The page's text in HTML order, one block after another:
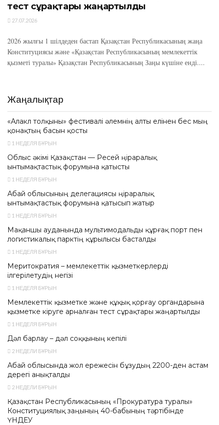
тест сұрақтары жаңартылды
27.07.2026
2026 жылғы 1 шілдеден бастап Қазақстан Республикасының жаңа
Конституциясы және «Қазақстан Республикасының мемлекеттік
қызметі туралы» Қазақстан Республикасының Заңы күшіне енді....
Жаңалықтар
«Алакөл толқыны» фестивалі әлемнің алты елінен бес мың
қонақтың басын қосты
1 НЕДЕЛЯ БҰРЫН
Облыс әкімі Қазақстан — Ресей өңіраралық
ынтымақтастық форумына қатысты
1 НЕДЕЛЯ БҰРЫН
Абай облысының делегациясы өңіраралық
ынтымақтастық форумына қатысып жатыр
1 НЕДЕЛЯ БҰРЫН
Мақаншы ауданында мультимодальды құрғақ порт пен
логистикалық парктің құрылысы басталды
1 НЕДЕЛЯ БҰРЫН
Меритократия – мемлекеттік қызметкерлерді
ілгерілетудің негізі
1 НЕДЕЛЯ БҰРЫН
Мемлекеттік қызметке және құқық қорғау органдарына
қызметке кіруге арналған тест сұрақтары жаңартылды
1 НЕДЕЛЯ БҰРЫН
Дәл барлау – дәл соққының кепілі
2 НЕДЕЛИ БҰРЫН
Абай облысында жол ережесін бұзудың 2200-ден астам
дерегі анықталды
2 НЕДЕЛИ БҰРЫН
Қазақстан Республикасының «Прокуратура туралы»
Конституциялық заңының 40-бабының тәртібінде
ҮНДЕУ